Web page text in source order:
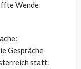
Wende
Gespräche
statt.